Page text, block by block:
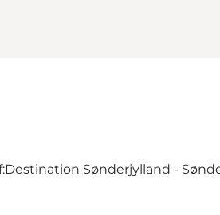
Destination Sønderjylland -